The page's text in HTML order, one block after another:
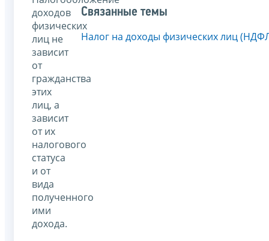
доходов
физических
лиц не
зависит
от
гражданства
этих
лиц, а
зависит
от их
налогового
статуса
и от
вида
полученного
ими
дохода.
Связанные темы
Налог на доходы физических лиц